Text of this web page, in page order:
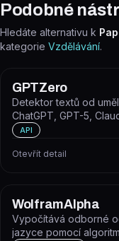
Podobné
Hledáte alternativu k
kategorie Vzdělávání.
GPTZero
Detektor textů od
ChatGPT, GPT-5,
API
Otevřít detail
WolframAlpha
Vypočítává odborné
jazyce pomocí